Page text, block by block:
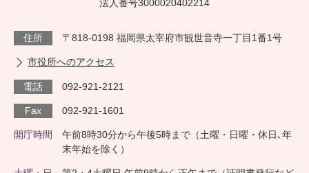
法人番号3000020402214
住所 〒818-0198 福岡県太宰府市観世音寺一丁目1番1号
市役所へのアクセス
電話 092-921-2121
Fax 092-921-1601
開庁時間
午前8時30分から午後5時まで（土曜・日曜・休日､年
末年始を除く）